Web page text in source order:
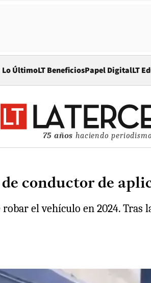
Lo ÚltimoLT BeneficiosPapel DigitalLT
75 años haciendo periodismo
conductor de
el vehículo en 2024.